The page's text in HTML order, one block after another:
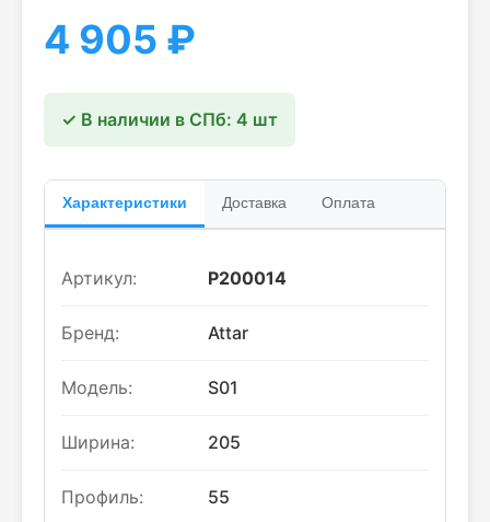
4 905 ₽
✓ В наличии в СПб: 4 шт
Характеристики Доставка Оплата
Артикул: P200014
Бренд: Attar
Модель: S01
Ширина: 205
Профиль: 55